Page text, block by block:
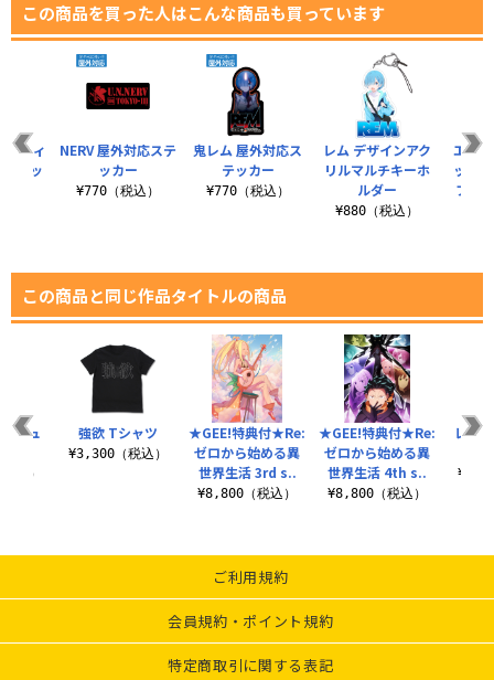
この商品を買った人はこんな商品も買っています
鬼レム 屋外対応ス
テッカー
¥770（税込）
レム デザインアク
リルマルチキーホ
ルダー
¥880（税込）
エミ
ッカ
ファ
ィズィ
テッ
NERV 屋外対応ステ
ッカー
¥770（税込）
この商品と同じ作品タイトルの商品
★GEE!特典付★Re:
ゼロから始める異
世界生活 3rd s..
¥8,800（税込）
★GEE!特典付★Re:
ゼロから始める異
世界生活 4th s..
¥8,800（税込）
レム
チュ
込）
強欲 Tシャツ
¥3,300（税込）
ご利用規約
会員規約・ポイント規約
特定商取引に関する表記